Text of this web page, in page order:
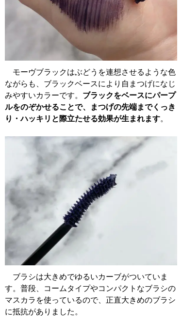
モーヴブラックはぶどうを連想させるような色
ながらも、ブラックベースにより自まつげになじ
みやすいカラーです。 ブラックをベースにパープ
ルをのぞかせることで、まつげの先端までくっき
り・ハッキリと際立たせる効果が生まれます。
ブラシは大きめでゆるいカーブがついていま
す。普段、コームタイプやコンパクトなブラシの
マスカラを使っているので、正直大きめのブラシ
に抵抗がありました。